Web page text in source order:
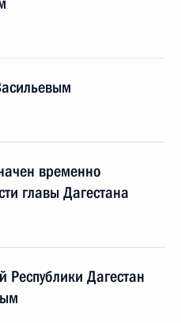
временно
главы Дагестана
Республики Дагестан